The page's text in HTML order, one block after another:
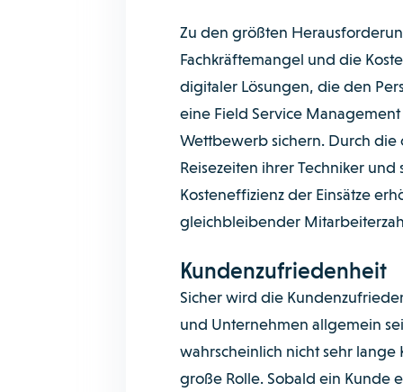
Zu den größten
Fachkräftemangel und die
digitaler Lösungen, die den
eine Field Service
Wettbewerb sichern. Durch
Reisezeiten ihrer Techniker
Kosteneffizienz der Einsätze
gleichbleibender
Kundenzufriedenheit
Sicher wird die
und Unternehmen allgemein
wahrscheinlich nicht sehr
große Rolle. Sobald ein Kunde